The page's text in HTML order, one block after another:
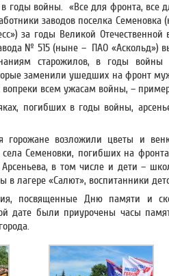
годы войны. «Все для фронта, все
заводов поселка
за годы Великой
№ 515 (ныне – ПАО «Аскольд»)
старожилов, в годы войны
заменили ушедших на фронт
всем ужасам войны, –
погибших в годы войны,
горожане возложили цветы и
Семеновки, погибших на
в том числе и дети –
в лагере «Салют», воспитанники
посвященные Дню памяти и
дате были приурочены часы